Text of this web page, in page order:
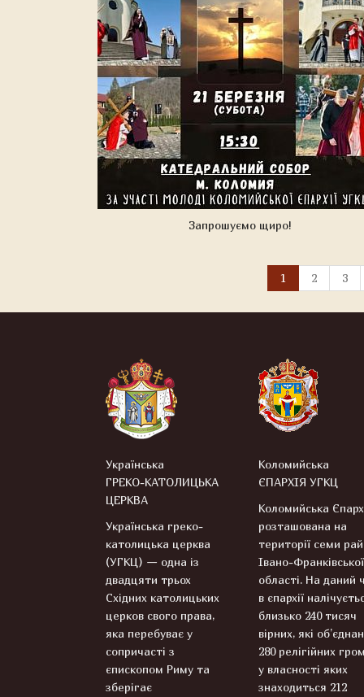
Запрошуємо щиро!
1 2 3
Українська
ГРЕКО-КАТОЛИЦЬКА
ЦЕРКВА
Українська греко-
католицька церква
(УГКЦ) — одна із
двадцяти трьох
Східних католицьких
церков свого права,
яка перебуває у
сопричасті з
єпископом Риму та
зберігає
Коломийська
ЄПАРХІЯ УГКЦ
Коломийська
розташована на
території семи
Івано-Франківської
області. На даний
в єпархії
близько 240 тисяч
вірних, які
280 релігійних
у власності яких
знаходиться 212